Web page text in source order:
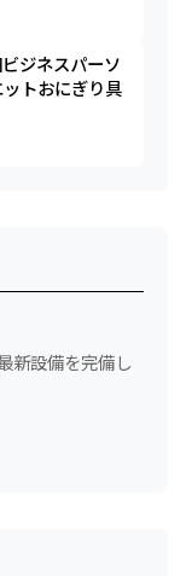
ジネスパーソ
トおにぎり具
新設備を完備し